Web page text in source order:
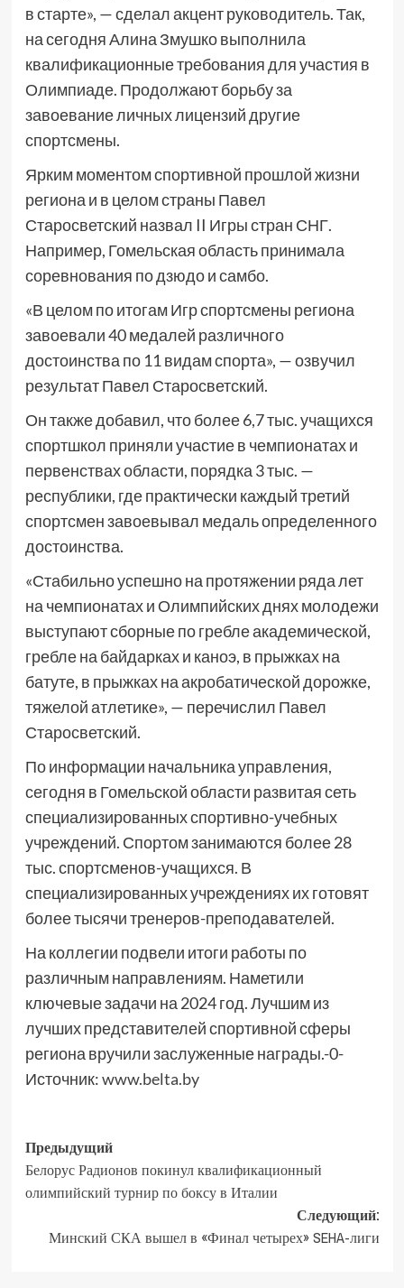
в старте», — сделал акцент руководитель. Так,
на сегодня Алина Змушко выполнила
квалификационные требования для участия в
Олимпиаде. Продолжают борьбу за
завоевание личных лицензий другие
спортсмены.
Ярким моментом спортивной прошлой жизни
региона и в целом страны Павел
Старосветский назвал II Игры стран СНГ.
Например, Гомельская область принимала
соревнования по дзюдо и самбо.
«В целом по итогам Игр спортсмены региона
завоевали 40 медалей различного
достоинства по 11 видам спорта», — озвучил
результат Павел Старосветский.
Он также добавил, что более 6,7 тыс. учащихся
спортшкол приняли участие в чемпионатах и
первенствах области, порядка 3 тыс. —
республики, где практически каждый третий
спортсмен завоевывал медаль определенного
достоинства.
«Стабильно успешно на протяжении ряда лет
на чемпионатах и Олимпийских днях молодежи
выступают сборные по гребле академической,
гребле на байдарках и каноэ, в прыжках на
батуте, в прыжках на акробатической дорожке,
тяжелой атлетике», — перечислил Павел
Старосветский.
По информации начальника управления,
сегодня в Гомельской области развитая сеть
специализированных спортивно-учебных
учреждений. Спортом занимаются более 28
тыс. спортсменов-учащихся. В
специализированных учреждениях их готовят
более тысячи тренеров-преподавателей.
На коллегии подвели итоги работы по
различным направлениям. Наметили
ключевые задачи на 2024 год. Лучшим из
лучших представителей спортивной сферы
региона вручили заслуженные награды.-0-
Источник:www.belta.by
Предыдущий
Белорус Радионов покинул квалификационный
олимпийский турнир по боксу в Италии
Следующий:
Минский СКА вышел в «Финал четырех» SEHA-лиги